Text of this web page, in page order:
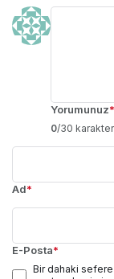
Yorumunuz*
0/30 karakter
Ad*
E-Posta*
Bir dahaki sefere